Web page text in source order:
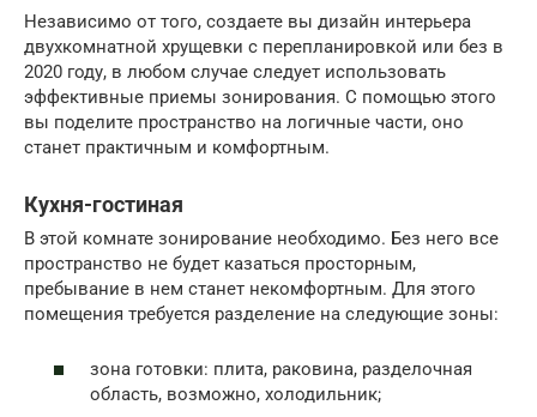
Независимо от того, создаете вы дизайн интерьера
двухкомнатной хрущевки с перепланировкой или без в
2020 году, в любом случае следует использовать
эффективные приемы зонирования. С помощью этого
вы поделите пространство на логичные части, оно
станет практичным и комфортным.
Кухня-гостиная
В этой комнате зонирование необходимо. Без него все
пространство не будет казаться просторным,
пребывание в нем станет некомфортным. Для этого
помещения требуется разделение на следующие зоны:
зона готовки: плита, раковина, разделочная
область, возможно, холодильник;